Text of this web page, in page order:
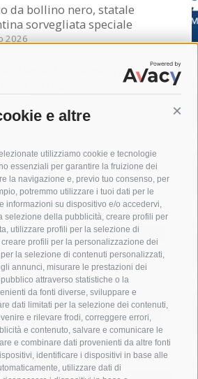
e altre
utilizziamo cookie e tecnologie
essenziali per garantire la fruizione dei
la navigazione e, previo tuo consenso, per
potremmo utilizzare i tuoi dati per le
informazioni su dispositivo e/o accedervi,
selezione della pubblicità, creare profili per
utilizzare profili per la selezione di
profili per la personalizzazione dei
la selezione di contenuti personalizzati,
annunci, misurare le prestazioni dei
attraverso statistiche o la
da fonti diverse, sviluppare e
dati limitati per la selezione dei contenuti,
e rilevare frodi, correggere errori,
e contenuto, salvare e comunicare le
e combinare dati provenienti da altre fonti
identificare i dispositivi in base alle
utilizzare dati di
da bollino nero, statale
sorvegliata speciale
2026
Massa Lubrense. Torna a casa
anas
punta campanella
arresto
di porto capri
carabinieri
circumvesuviana
concerto
contagi
19 eav
elezioni
gori guardia costiera
incidente
mare
massa lubrense
napoli
ordinanza